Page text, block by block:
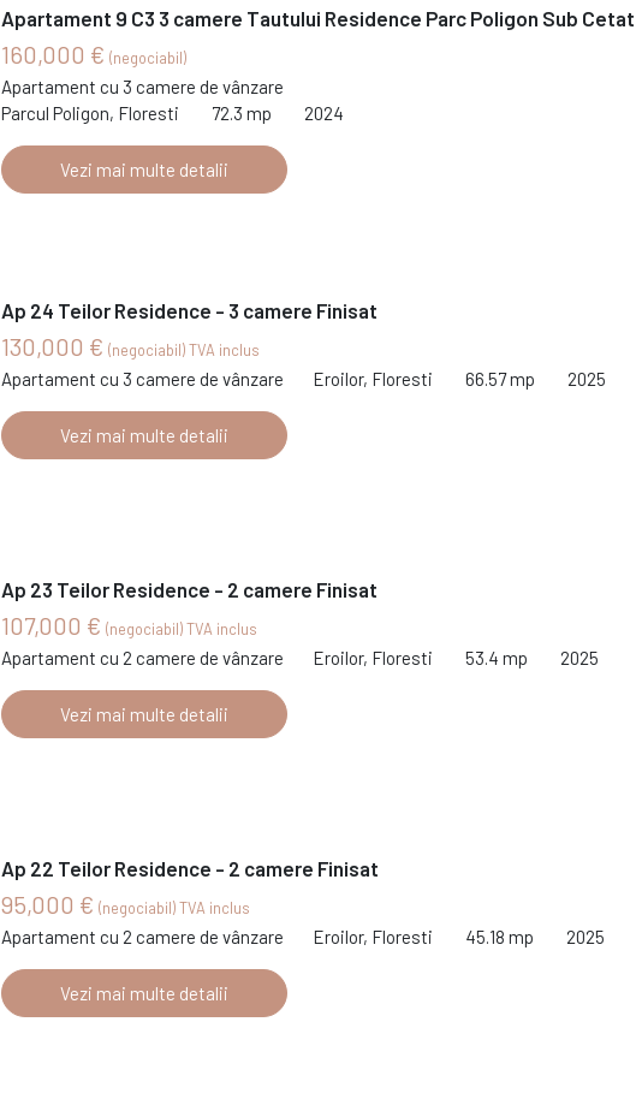
Apartament 9 C3 3 camere Tautului Residence Parc Poligon Sub
160,000 € (negociabil)
Apartament cu 3 camere de vânzare
Parcul Poligon, Floresti
72.3 mp 2024
Vezi mai multe detalii
Ap 24 Teilor Residence - 3 camere Finisat
130,000 € (negociabil) TVA inclus
Apartament cu 3 camere de vânzare Eroilor, Floresti 66.57 mp 2025
Vezi mai multe detalii
Ap 23 Teilor Residence - 2 camere Finisat
107,000 € (negociabil) TVA inclus
Apartament cu 2 camere de vânzare Eroilor, Floresti 53.4 mp 2025
Vezi mai multe detalii
Ap 22 Teilor Residence - 2 camere Finisat
95,000 € (negociabil) TVA inclus
Apartament cu 2 camere de vânzare Eroilor, Floresti 45.18 mp 2025
Vezi mai multe detalii